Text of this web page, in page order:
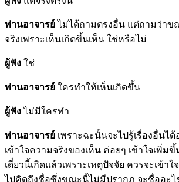
ท่านอาจารย์ไม่ได้ถามตรงอื่น แต่ถามว่าข
จริงเพราะเห็นเกิดขึ้นเห็น ใช่หรือไม่
ผู้ฟัง ใช่
ท่านอาจารย์ ใครทำให้เห็นเกิดขึ้น
ผู้ฟังไม่มีใครทำ
ท่านอาจารย์ เพราะฉะนั้นจะไปรู้เรื่องอื่นได้
เข้าใจความจริงของเห็น ค่อยๆ เข้าใจเพิ่ม
เดี๋ยวนี้เกิดแล้วเพราะเหตุปัจจัย ควรจะเข้า
ไปคิดถึงชื่อซึ่งขณะนี้ไม่มีปรากฏ จะชื่ออะไ